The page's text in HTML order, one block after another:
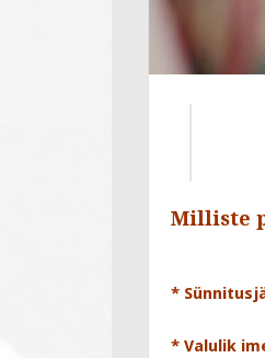
Milliste
*
* Valulik